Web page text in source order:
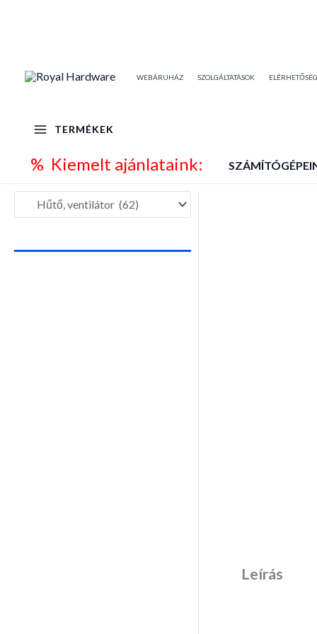
WEBÁRUHÁZ SZOLGÁLTATÁSOK ELÉRHETŐSÉG
TERMÉKEK
% Kiemelt ajánlataink:
Leírás